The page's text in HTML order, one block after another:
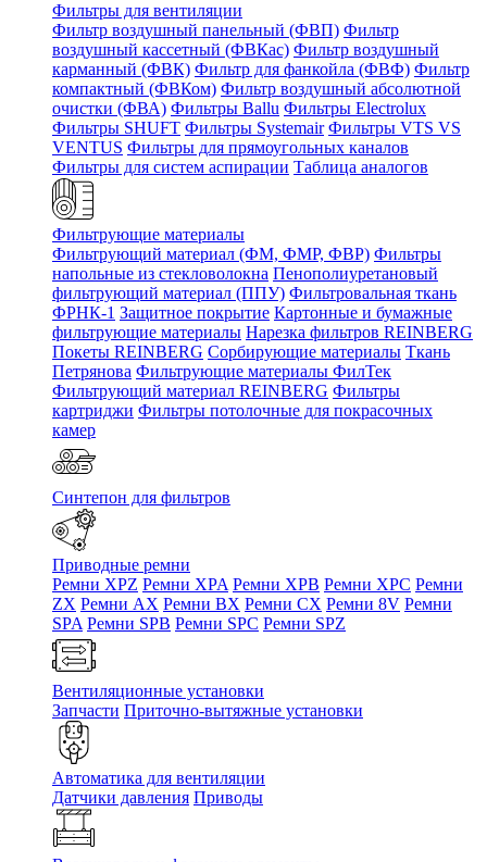
Фильтры для вентиляции
Фильтр воздушный панельный (ФВП) Фильтр
воздушный кассетный (ФВКас) Фильтр воздушный
карманный (ФВК) Фильтр для фанкойла (ФВФ) Фильтр
компактный (ФВКом) Фильтр воздушный абсолютной
очистки (ФВА) Фильтры Ballu Фильтры Electrolux
Фильтры SHUFT Фильтры Systemair Фильтры VTS VS
VENTUS Фильтры для прямоугольных каналов
Фильтры для систем аспирации Таблица аналогов
Фильтрующие материалы
Фильтрующий материал (ФМ, ФМР, ФВР) Фильтры
напольные из стекловолокна Пенополиуретановый
фильтрующий материал (ППУ) Фильтровальная ткань
ФРНК-1 Защитное покрытие Картонные и бумажные
фильтрующие материалы Нарезка фильтров REINBERG
Покеты REINBERG Сорбирующие материалы Ткань
Петрянова Фильтрующие материалы ФилТек
Фильтрующий материал REINBERG Фильтры
картриджи Фильтры потолочные для покрасочных
камер
Синтепон для фильтров
Приводные ремни
Ремни XPZ Ремни XPA Ремни XPB Ремни XPC Ремни
ZX Ремни AX Ремни BX Ремни CX Ремни 8V Ремни
SPA Ремни SPB Ремни SPC Ремни SPZ
Вентиляционные установки
Запчасти Приточно-вытяжные установки
Автоматика для вентиляции
Датчики давления Приводы